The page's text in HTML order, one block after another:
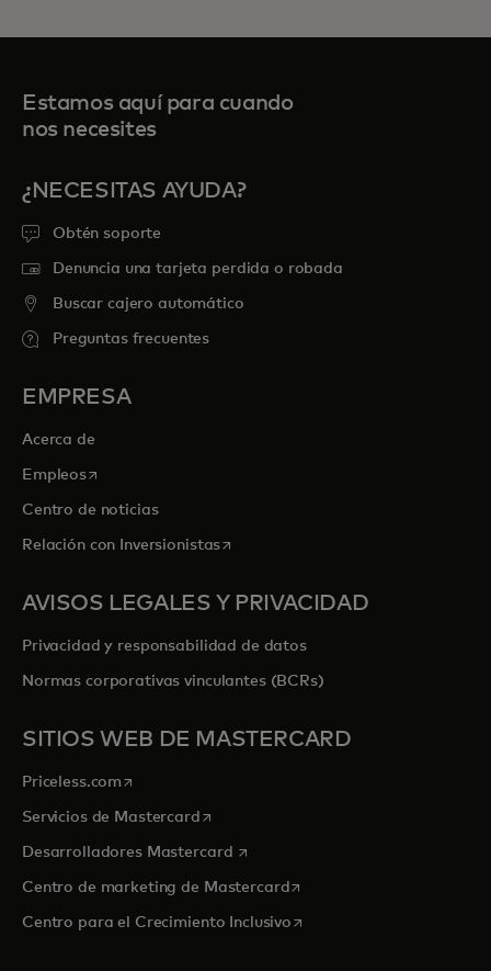
Estamos aquí para cuando
nos necesites
¿NECESITAS AYUDA?
Obtén soporte
Denuncia una tarjeta perdida o robada
Buscar cajero automático
Preguntas frecuentes
EMPRESA
Acerca de
Empleosse abre en una pestaña nueva
Centro de noticias
Relación con Inversionistasse abre en una pestaña nueva
AVISOS LEGALES Y PRIVACIDAD
Privacidad y responsabilidad de datos
Normas corporativas vinculantes (BCRs)
SITIOS WEB DE MASTERCARD
Priceless.com se abre en una pestaña nueva
Servicios de Mastercardse abre en una pestaña nueva
Desarrolladores Mastercard se abre en una pestaña nueva
Centro de marketing de Mastercardse abre en una pestaña
Centro para el Crecimiento Inclusivose abre en una pestaña